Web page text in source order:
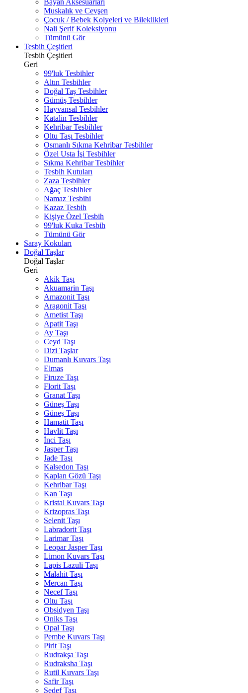
Bayan Aksesuarları
Muskalık ve Cevşen
Çocuk / Bebek Kolyeleri ve Bileklikleri
Nali Şerif Koleksiyonu
Tümünü Gör
Tesbih Çeşitleri
Tesbih Çeşitleri
Geri
99'luk Tesbihler
Altın Tesbihler
Doğal Taş Tesbihler
Gümüş Tesbihler
Hayvansal Tesbihler
Katalin Tesbihler
Kehribar Tesbihler
Oltu Taşı Tesbihler
Osmanlı Sıkma Kehribar Tesbihler
Özel Usta İşi Tesbihler
Sıkma Kehribar Tesbihler
Tesbih Kutuları
Zaza Tesbihler
Ağaç Tesbihler
Namaz Tesbihi
Kazaz Tesbih
Kişiye Özel Tesbih
99'luk Kuka Tesbih
Tümünü Gör
Saray Kokuları
Doğal Taşlar
Doğal Taşlar
Geri
Akik Taşı
Akuamarin Taşı
Amazonit Taşı
Aragonit Taşı
Ametist Taşı
Apatit Taşı
Ay Taşı
Ceyd Taşı
Dizi Taşlar
Dumanlı Kuvars Taşı
Elmas
Firuze Taşı
Florit Taşı
Granat Taşı
Güneş Taşı
Güneş Taşı
Hamatit Taşı
Havlit Taşı
İnci Taşı
Jasper Taşı
Jade Taşı
Kalsedon Taşı
Kaplan Gözü Taşı
Kehribar Taşı
Kan Taşı
Kristal Kuvars Taşı
Krizopras Taşı
Selenit Taşı
Labradorit Taşı
Larimar Taşı
Leopar Jasper Taşı
Limon Kuvars Taşı
Lapis Lazuli Taşı
Malahit Taşı
Mercan Taşı
Necef Taşı
Oltu Taşı
Obsidyen Taşı
Oniks Taşı
Opal Taşı
Pembe Kuvars Taşı
Pirit Taşı
Rudrakşa Taşı
Rudraksha Taşı
Rutil Kuvars Taşı
Safir Taşı
Sedef Taşı